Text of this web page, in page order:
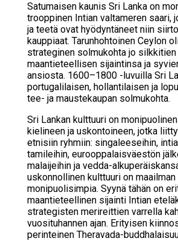
Satumaisen kaunis Sri Lanka on
trooppinen Intian valtameren saari,
ja teetä ovat hyödyntäneet niin
kauppiaat. Tarunhohtoinen Ceylon
strateginen solmukohta jo silkkitien
maantieteellisen sijaintinsa ja
ansiosta. 1600–1800 -luvuilla Sri
portugalilaisen, hollantilaisen ja
tee- ja maustekaupan solmukohta.
Sri Lankan kulttuuri on
kielineen ja uskontoineen, jotka
etnisiin ryhmiin: singaleeseihin,
tamileihin, eurooppalaisväestön
malaijeihin ja vedda-
uskonnollinen kulttuuri on maailman
monipuolisimpia. Syynä tähän on
maantieteellinen sijainti Intian
strategisten merireittien varrella
vuosituhannen ajan. Erityisen
perinteinen Theravada-